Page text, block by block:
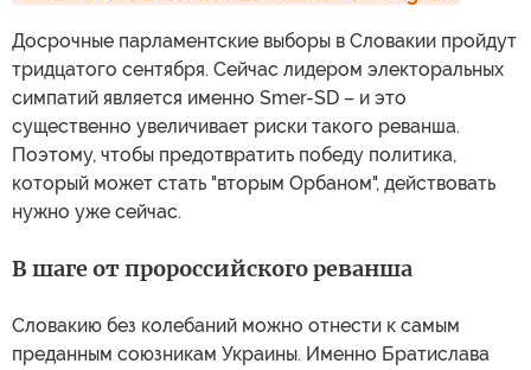
Досрочные парламентские выборы в Словакии пройдут
тридцатого сентября. Сейчас лидером электоральных
симпатий является именно Smer-SD – и это
существенно увеличивает риски такого реванша.
Поэтому, чтобы предотвратить победу политика,
который может стать "вторым Орбаном", действовать
нужно уже сейчас.
В шаге от пророссийского реванша
Словакию без колебаний можно отнести к самым
преданным союзникам Украины. Именно Братислава